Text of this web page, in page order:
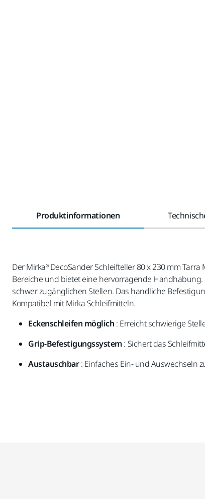
Produktinformationen
Der Mirka® DecoSander Schleifteller 80 x 230 mm
Bereiche und bietet eine hervorragende
schwer zugänglichen Stellen. Das handliche
Kompatibel mit Mirka Schleifmitteln.
Eckenschleifen möglich : Erreicht schwierige
Grip-Befestigungssystem: Sichert das
Austauschbar: Einfaches Ein- und Auswechseln